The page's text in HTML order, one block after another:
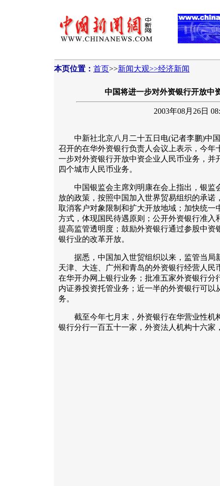
本页位置： 首页>>新闻大观>>经济新闻
中国将进一步对外资银行开放中
2003年08月26日
中新社北京八月二十五日电(记者李鹏)中国
召开的在华外资银行负责人会议上表示，今年
一步对外资银行开放中资企业人民币业务，并
四个城市人民币业务。
中国银监会主席刘明康在会上指出，银监
放的政策，按照中国加入世界贸易组织的承诺
取消客户对象限制和扩大开放地域；加快统一
方式，体现国民待遇原则；公开外资银行准入
提高监管透明度；鼓励外资银行通过参股中资
银行业的改革开放。
据悉，中国加入世贸组织以来，监管当局
天津、大连、广州和青岛的外资银行经营人民
在华开办网上银行业务；批准五家外资银行分
内证券投资托管业务；近一半的外资银行可以
务。
截至今年七月末，外资银行在华营业性机
银行分行一百五十一家，外资法人机构十六家